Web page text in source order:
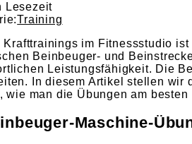
Lesezeit
Training
im Fitnessstudio
Beinbeuger- und
Leistungsfähigkeit. Die
In diesem Artikel stellen
wie man die Übungen am
Maschine-